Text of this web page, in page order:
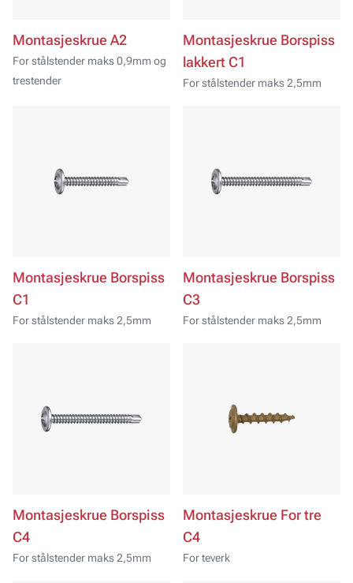
Montasjeskrue A2
For stålstender maks 0,9mm og
trestender
Montasjeskrue Borspiss
lakkert C1
For stålstender maks 2,5mm
Montasjeskrue Borspiss
C1
For stålstender maks 2,5mm
Montasjeskrue Borspiss
C3
For stålstender maks 2,5mm
Montasjeskrue Borspiss
C4
For stålstender maks 2,5mm
Montasjeskrue For tre
C4
For teverk